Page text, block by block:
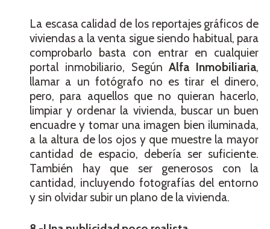
La escasa calidad de los reportajes gráficos de
viviendas a la venta sigue siendo habitual, para
comprobarlo basta con entrar en cualquier
portal inmobiliario, SegúnAlfa Inmobiliaria,
llamar a un fotógrafo no es tirar el dinero,
pero, para aquellos que no quieran hacerlo,
limpiar y ordenar la vivienda, buscar un buen
encuadre y tomar una imagen bien iluminada,
a la altura de los ojos y que muestre la mayor
cantidad de espacio, debería ser suficiente.
También hay que ser generosos con la
cantidad, incluyendo fotografías del entorno
y sin olvidar subir un plano de la vivienda.